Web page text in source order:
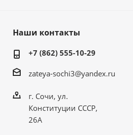
Наши контакты
+7 (862) 555-10-29
zateya-sochi3@yandex.ru
г. Сочи, ул.
Конституции СССР,
26А